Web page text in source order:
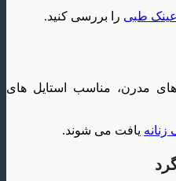
طبی را بررسی کنید.
مدرن، مناسب استایل های
یافت می شوند.